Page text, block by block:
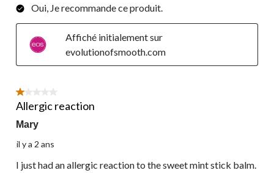
Oui, Je recommande ce produit.
Affiché initialement sur
evolutionofsmooth.com
1 étoile(s) sur 5.
Allergic reaction
Mary
il y a 2 ans
I just had an allergic reaction to the sweet mint stick balm.